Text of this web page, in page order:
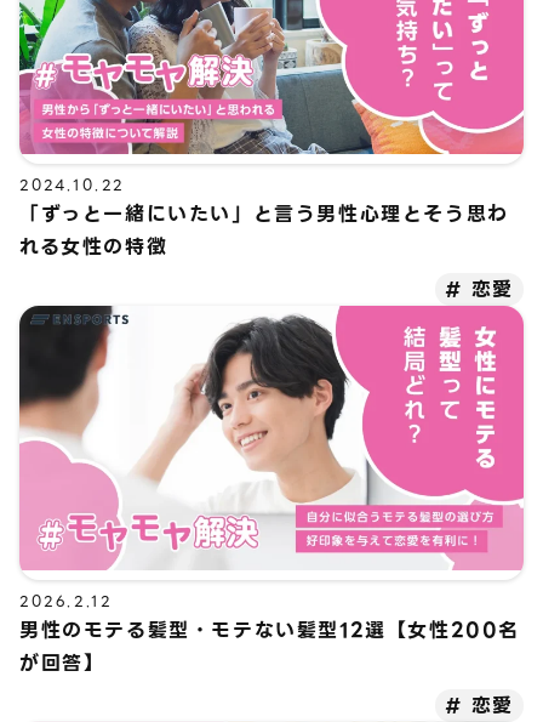
2024.10.22
「ずっと一緒にいたい」と言う男性心理とそう思わ
れる女性の特徴
恋愛
2026.2.12
男性のモテる髪型・モテない髪型12選【女性200名
が回答】
恋愛